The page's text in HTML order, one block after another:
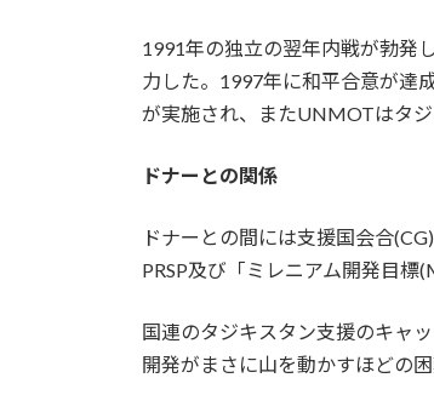
1991年の独立の翌年内戦が勃発
力した。1997年に和平合意が達
が実施され、またUNMOTはタ
ドナーとの関係
ドナーとの間には支援国会合
PRSP及び「ミレニアム開発目
国連のタジキスタン支援のキャ
開発がまさに山を動かすほどの